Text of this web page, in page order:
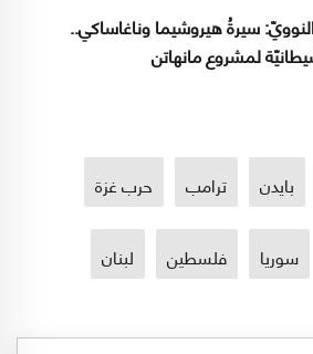
سيرةُ هيروشيما وناغاساكي..
لمشروع مانهاتن
بايدن ترامب حرب غزة
سوريا فلسطين لبنان